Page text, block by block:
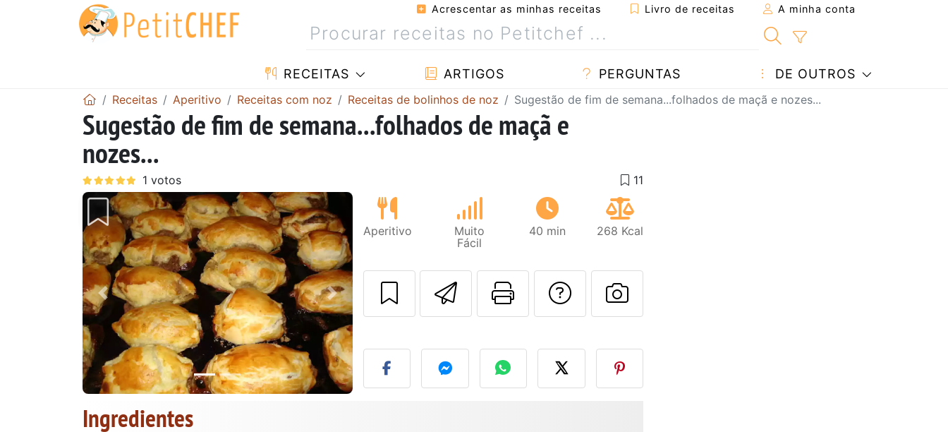
Acrescentar as minhas receitas Livro de receitas A minha conta
RECEITAS ARTIGOS PERGUNTAS DE OUTROS
Receitas Aperitivo Receitas com noz Receitas de bolinhos de noz Sugestão de fim de semana...folhados de maçã e nozes...
Sugestão de fim de semana...folhados de maçã e
nozes...
Anterior Next
Aperitivo
Muito
Fácil
40 min 268 Kcal
Enviar esta receita a um amigo
Imprima esta página
Falar com o autor da receita
Fez esta receita? Compartilhe
Ingredientes